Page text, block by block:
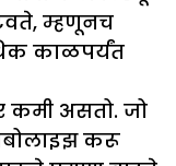
म्हणूनच
काळपर्यंत
कमी असतो. जो
करू